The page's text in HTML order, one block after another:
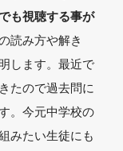
も視聴する事が
読み方や解き
します。最近で
たので過去問に
。今元中学校の
みたい生徒にも